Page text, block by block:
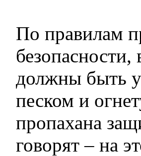
По правилам
безопасности,
должны быть
песком и
пропахана
говорят – на